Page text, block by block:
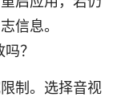
信息。
？
制。选择音视